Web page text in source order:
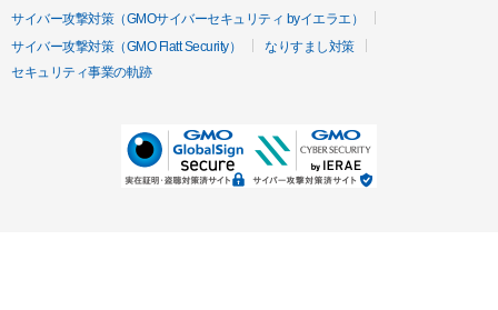
サイバー攻撃対策（GMOサイバーセキュリティ byイエラエ）
サイバー攻撃対策（GMO Flatt Security）
なりすまし対策
セキュリティ事業の軌跡